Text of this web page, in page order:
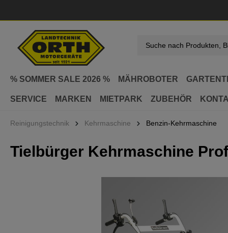
% SOMMER SALE 2026 % MÄHROBOTER
SERVICE MARKEN MIETPARK ZUBEHÖR
Reinigungstechnik Kehrmaschine Benzin-Kehrmaschine
Tielbürger Kehrmaschine